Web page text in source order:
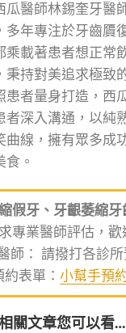
醫師林錫奎牙醫
年專注於牙齒贗
乘載著患者想正常
秉持對美追求極致
患者量身打造，西
者深入溝通，以純
曲線，擁有眾多成
。
假牙、牙齦萎縮牙
專業醫師評估，歡
師： 請撥打各診
約表單： 小幫手預
關文章您可以看…